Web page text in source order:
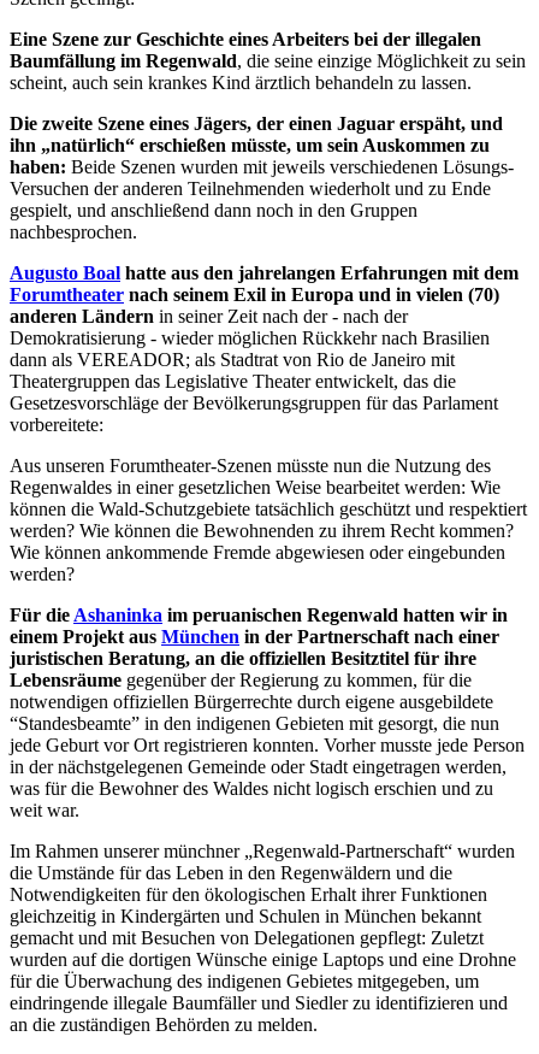
Eine Szene zur Geschichte eines Arbeiters bei der illegalen
Baumfällung im Regenwald, die seine einzige Möglichkeit zu sein
scheint, auch sein krankes Kind ärztlich behandeln zu lassen.
Die zweite Szene eines Jägers, der einen Jaguar erspäht, und
ihn „natürlich“ erschießen müsste, um sein Auskommen zu
haben: Beide Szenen wurden mit jeweils verschiedenen Lösungs-
Versuchen der anderen Teilnehmenden wiederholt und zu Ende
gespielt, und anschließend dann noch in den Gruppen
nachbesprochen.
Augusto Boal hatte aus den jahrelangen Erfahrungen mit dem
Forumtheater nach seinem Exil in Europa und in vielen (70)
anderen Ländern in seiner Zeit nach der - nach der
Demokratisierung - wieder möglichen Rückkehr nach Brasilien
dann als VEREADOR; als Stadtrat von Rio de Janeiro mit
Theatergruppen das Legislative Theater entwickelt, das die
Gesetzesvorschläge der Bevölkerungsgruppen für das Parlament
vorbereitete:
Aus unseren Forumtheater-Szenen müsste nun die Nutzung des
Regenwaldes in einer gesetzlichen Weise bearbeitet werden: Wie
können die Wald-Schutzgebiete tatsächlich geschützt und respektiert
werden? Wie können die Bewohnenden zu ihrem Recht kommen?
Wie können ankommende Fremde abgewiesen oder eingebunden
werden?
Für die Ashaninka im peruanischen Regenwald hatten wir in
einem Projekt aus München in der Partnerschaft nach einer
juristischen Beratung, an die offiziellen Besitztitel für ihre
Lebensräume gegenüber der Regierung zu kommen, für die
notwendigen offiziellen Bürgerrechte durch eigene ausgebildete
“Standesbeamte” in den indigenen Gebieten mit gesorgt, die nun
jede Geburt vor Ort registrieren konnten. Vorher musste jede Person
in der nächstgelegenen Gemeinde oder Stadt eingetragen werden,
was für die Bewohner des Waldes nicht logisch erschien und zu
weit war.
Im Rahmen unserer münchner „Regenwald-Partnerschaft“ wurden
die Umstände für das Leben in den Regenwäldern und die
Notwendigkeiten für den ökologischen Erhalt ihrer Funktionen
gleichzeitig in Kindergärten und Schulen in München bekannt
gemacht und mit Besuchen von Delegationen gepflegt: Zuletzt
wurden auf die dortigen Wünsche einige Laptops und eine Drohne
für die Überwachung des indigenen Gebietes mitgegeben, um
eindringende illegale Baumfäller und Siedler zu identifizieren und
an die zuständigen Behörden zu melden.